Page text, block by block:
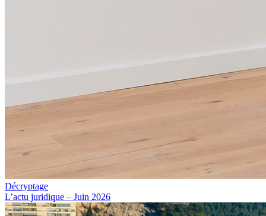
Décryptage
L’actu juridique – Juin 2026